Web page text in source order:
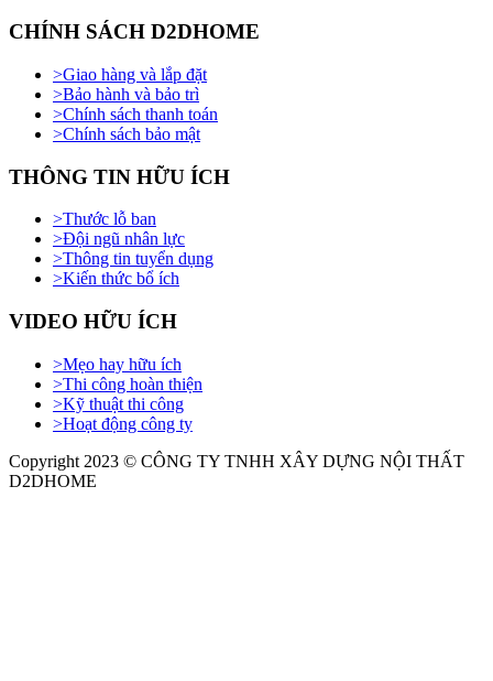
CHÍNH SÁCH D2DHOME
>Giao hàng và lắp đặt
>Bảo hành và bảo trì
>Chính sách thanh toán
>Chính sách bảo mật
THÔNG TIN HỮU ÍCH
>Thước lỗ ban
>Đội ngũ nhân lực
>Thông tin tuyển dụng
>Kiến thức bổ ích
VIDEO HỮU ÍCH
>Mẹo hay hữu ích
>Thi công hoàn thiện
>Kỹ thuật thi công
>Hoạt động công ty
Copyright 2023 © CÔNG TY TNHH XÂY DỰNG NỘI THẤT
D2DHOME